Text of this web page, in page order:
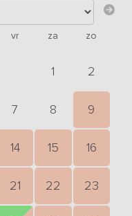
vr za zo
1 2
7 8 9
14 15 16
21 22 23